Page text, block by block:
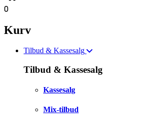
0
Kurv
Tilbud & Kassesalg
Tilbud & Kassesalg
Kassesalg
Mix-tilbud